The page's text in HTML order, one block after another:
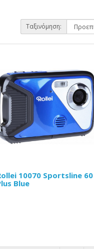
Ταξινόμηση:
10070 Sportsline 60
Blue